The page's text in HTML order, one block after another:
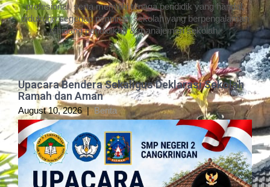
profesional, serta memiliki tenaga pendidik yang handal,
didukung segenap pimpinan sekolah yang berpengalaman
dibidang pendidikan & manajemen sekolah.
Upacara Bendera Sekaligus Deklarasi Sekolah
Ramah dan Aman
August 10, 2026 |Berita